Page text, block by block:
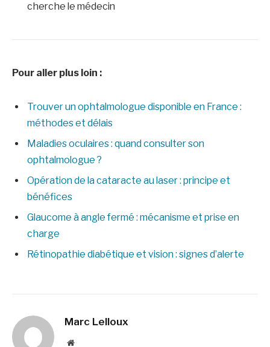
cherche le médecin
Pour aller plus loin :
Trouver un ophtalmologue disponible en France :
méthodes et délais
Maladies oculaires : quand consulter son
ophtalmologue ?
Opération de la cataracte au laser : principe et
bénéfices
Glaucome à angle fermé : mécanisme et prise en
charge
Rétinopathie diabétique et vision : signes d’alerte
Marc Lelloux
Website